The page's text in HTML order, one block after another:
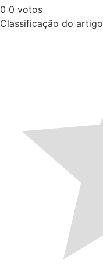
0 0 votos
Classificação do artigo